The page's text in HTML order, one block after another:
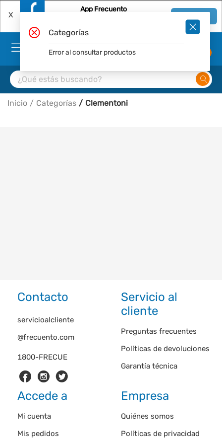
X
App Frecuento
Inicio Categorías Clementoni
Contacto
1800-FRECUE
servicioalcliente
@frecuento.com
Servicio al
cliente
Preguntas frecuentes
Políticas de devoluciones
Garantía técnica
Accede a
Mi cuenta
Mis pedidos
Empresa
Quiénes somos
Políticas de privacidad
Categorías
Error al consultar productos